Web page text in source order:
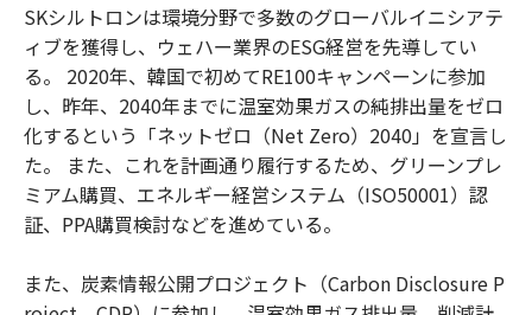
SKシルトロンは環境分野で多数のグローバルイニシアテ
ィブを獲得し、ウェハー業界のESG経営を先導してい
る。 2020年、韓国で初めてRE100キャンペーンに参加
し、昨年、2040年までに温室効果ガスの純排出量をゼロ
化するという「ネットゼロ（Net Zero）2040」を宣言し
た。 また、これを計画通り履行するため、グリーンプレ
ミアム購買、エネルギー経営システム（ISO50001）認
証、PPA購買検討などを進めている。
また、炭素情報公開プロジェクト（Carbon Disclosure P